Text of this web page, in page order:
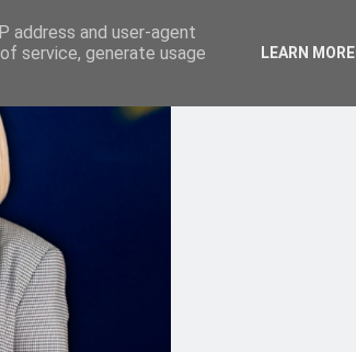
address and user-agent
service, generate usage
LEARN MORE